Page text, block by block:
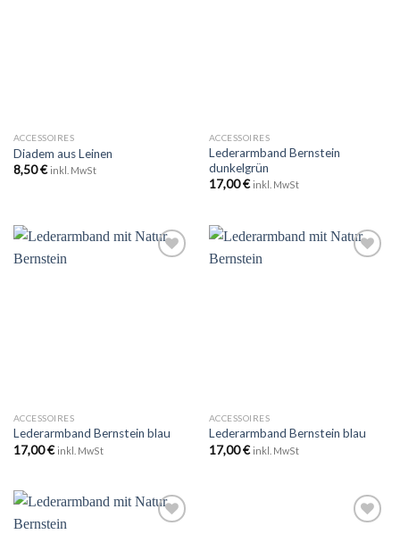
ACCESSOIRES
Diadem aus Leinen
8,50€ inkl. MwSt
ACCESSOIRES
Lederarmband Bernstein
dunkelgrün
17,00€ inkl. MwSt
ACCESSOIRES
Lederarmband Bernstein blau
17,00€ inkl. MwSt
ACCESSOIRES
Lederarmband Bernstein blau
17,00€ inkl. MwSt